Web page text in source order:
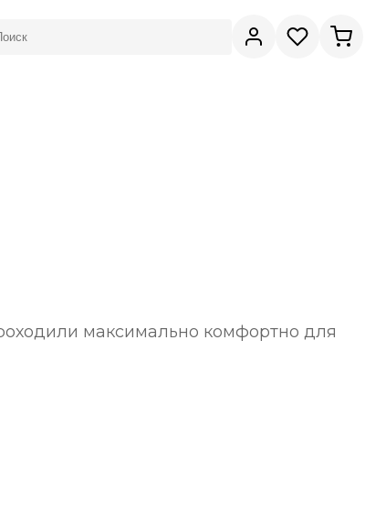
максимально комфортно для